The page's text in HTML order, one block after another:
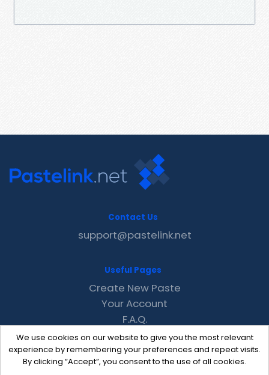
We use cookies on our website to give you the most relevant
experience by remembering your preferences and repeat visits.
By clicking “Accept”, you consent to the use of all cookies.
Contact Us
support@pastelink.net
Useful Pages
Create New Paste
Your Account
F.A.Q.
Recent
Contact